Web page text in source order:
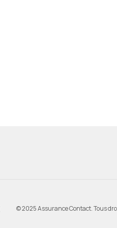
© 2025 Assurance Contact. Tous